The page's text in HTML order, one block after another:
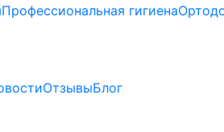
Профессиональная гигиена
ОтзывыБлог